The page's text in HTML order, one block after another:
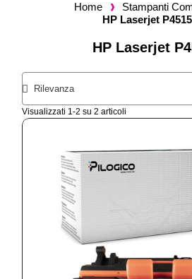
Home
Stampanti
HP Laserjet
HP Laserjet
Visualizzati 1-2 su 2 articoli